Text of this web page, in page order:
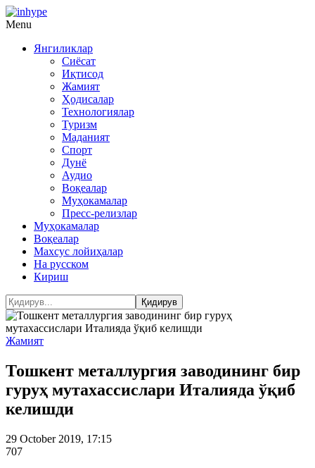
Menu
Янгиликлар
Сиёсат
Иқтисод
Жамият
Ҳодисалар
Технологиялар
Туризм
Маданият
Спорт
Дунё
Аудио
Воқеалар
Муҳокамалар
Пресс-релизлар
Муҳокамалар
Воқеалар
Махсус лойиҳалар
На русском
Кириш
Жамият
Тошкент металлургия заводининг бир
гуруҳ мутахассислари Италияда ўқиб
келишди
29 October 2019, 17:15
707